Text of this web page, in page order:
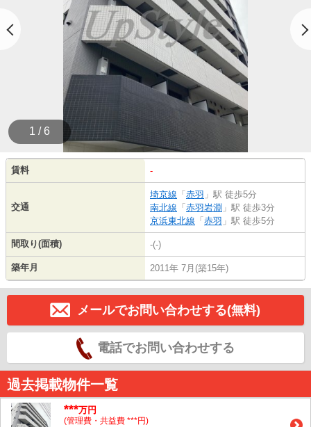
1 / 6
賃料 -
交通
埼京線 「 赤羽 」駅 徒歩5分
南北線 「 赤羽岩淵 」駅 徒歩3分
京浜東北線 「 赤羽 」駅 徒歩5分
間取り(面積) -(-)
築年月 2011年 7月(築15年)
メールでお問い合わせする(無料)
電話でお問い合わせする
過去掲載物件一覧
***万円
(管理費・共益費 ***円)